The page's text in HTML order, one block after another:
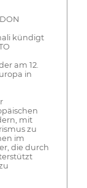
kündigt
am 12.
in
mit
zu
im
die durch